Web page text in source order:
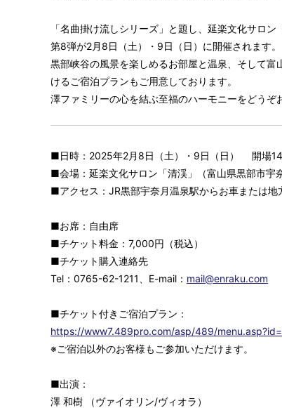
「名曲掛け流しシリーズ」と題し、延楽文化サロ
第8弾が2月8日（土）・9日（日）に開催されます。
黒部峡谷の風景を楽しめるお部屋と温泉、そして
けるご宿泊プランもご用意しております。
澤ファミリーの心を結ぶ至福のハーモニーをどうぞ
■日時：2025年2月8日（土）・9日（日） 開場
■会場：延楽文化サロン「清渓」（富山県黒部市宇
■アクセス：JR黒部宇奈月温泉駅からお車または
■お席：自由席
■チケット料金：7,000円（税込）
■チケット購入連絡先
Tel：0765-62-1211、E-mail： mail@enraku.com
■チケット付きご宿泊プラン：
https://www7.489pro.com/asp/489/
※ご宿泊以外のお客様もご参加いただけます。
■出演：
澤 和樹 （ヴァイオリン/ヴィオラ）